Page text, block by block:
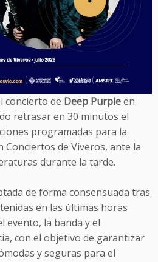
concierto de Deep Purpleen
retrasar en 30 minutos el
programadas para la
Conciertos de Viveros, ante la
durante la tarde.
de forma consensuada tras
en las últimas horas
evento, la banda y el
con el objetivo de garantizar
y seguras para el